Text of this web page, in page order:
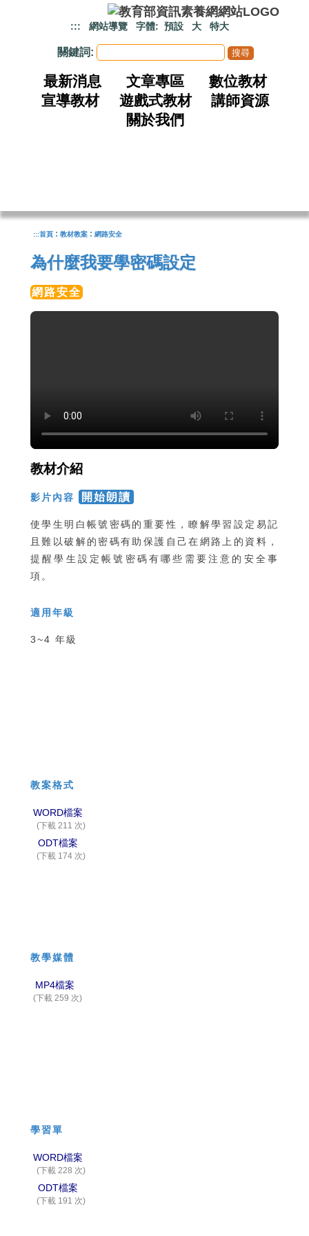
::: 網站導覽 字體: 預設 大 特大
關鍵詞:
最新消息 文章專區
數位教材
宣導教材
遊戲式教材
講師資源
關於我們
:::首頁 : 教材教案 : 網路安全
為什麼我要學密碼設定
網路安全
教材介紹
影片內容 開始朗讀
使學生明白帳號密碼的重要性，瞭解學習設定易記
且難以破解的密碼有助保護自己在網路上的資料，
提醒學生設定帳號密碼有哪些需要注意的安全事
項。
適用年級
3~4 年級
教案格式
WORD檔案
(下載 211 次)
ODT檔案
(下載 174 次)
教學媒體
MP4檔案
(下載 259 次)
學習單
WORD檔案
(下載 228 次)
ODT檔案
(下載 191 次)